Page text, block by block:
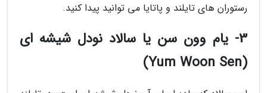
رستوران های تایلند و پاتایا می توانید پیدا کنید.
3- یام وون سن یا سالاد نودل شیشه ای
(Yum Woon Sen)